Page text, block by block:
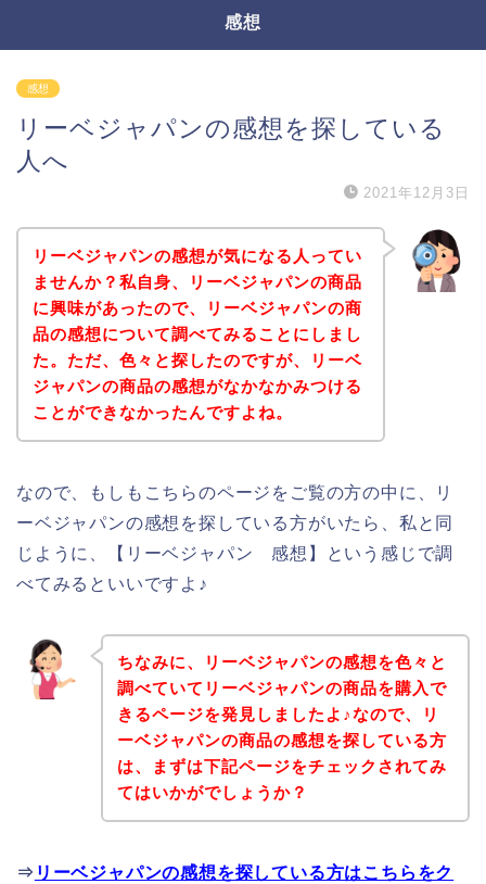
感想
感想
リーベジャパンの感想を探している
人へ
2021年12月3日
リーベジャパンの感想が気になる人ってい
ませんか？私自身、リーベジャパンの商品
に興味があったので、リーベジャパンの商
品の感想について調べてみることにしまし
た。ただ、色々と探したのですが、リーベ
ジャパンの商品の感想がなかなかみつける
ことができなかったんですよね。
なので、もしもこちらのページをご覧の方の中に、リ
ーベジャパンの感想を探している方がいたら、私と同
じように、【リーベジャパン 感想】という感じで調
べてみるといいですよ♪
ちなみに、リーベジャパンの感想を色々と
調べていてリーベジャパンの商品を購入で
きるページを発見しましたよ♪なので、リ
ーベジャパンの商品の感想を探している方
は、まずは下記ページをチェックされてみ
てはいかがでしょうか？
⇒ リーベジャパンの感想を探している方はこちらをク